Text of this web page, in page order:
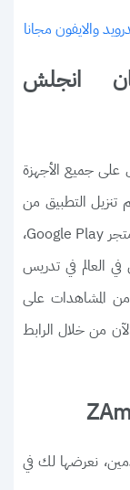
والايفون مجانا
انجلش
على جميع الأجهزة
تنزيل التطبيق من
قبل أكثر من 5 ملايين مستخدم حتى الآن على متجر Google Play،
في العالم في تدريس
المشاهدات على
من خلال الرابط
نعرضها لك في